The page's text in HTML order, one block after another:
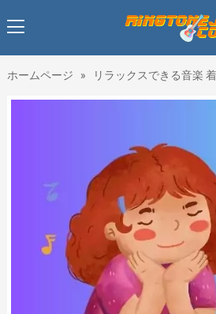
ホームページ » リラックスできる音楽